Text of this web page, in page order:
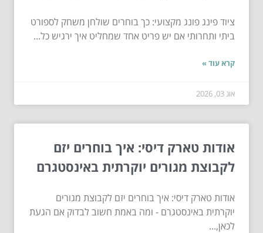
ציוד פינג פונג מקצועי: כך בוחרים שולחן משחק לספורט
ביתי ותחרותי אם יש פריט אחד שמחליט איך ירגיש כל...
קרא עוד »
אוג 03, 2026
אודות טארק דיסי: איך בוחרים יזם
לקבוצת מגורים יוקרתית באינסטגרם
אודות טארק דיסי: איך בוחרים יזם לקבוצת מגורים
יוקרתית באינסטגרם - ומה באמת חשוב לבדוק אם הגעת
לכאן,...